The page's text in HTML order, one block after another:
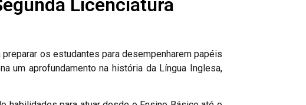
os estudantes para desempenharem papéis
um aprofundamento na história da Língua Inglesa,